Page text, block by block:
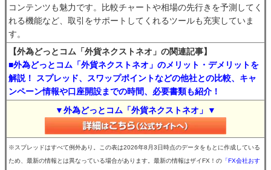
コンテンツも魅力です。比較チャートや相場の先行きを予測してく
れる機能など、取引をサポートしてくれるツールも充実していま
す。
【外為どっとコム「外貨ネクストネオ」の関連記事】
■外為どっとコム「外貨ネクストネオ」のメリット・デメリットを
解説！ スプレッド、スワップポイントなどの他社との比較、キャ
ンペーン情報や口座開設までの時間、必要書類も紹介！
▼外為どっとコム「外貨ネクストネオ」▼
※スプレッドはすべて例外あり。この表は2026年8月3日時点のデータをもとに作成している
ため、最新の情報とは異なっている場合があります。最新の情報はザイFX！の 「FX会社おす